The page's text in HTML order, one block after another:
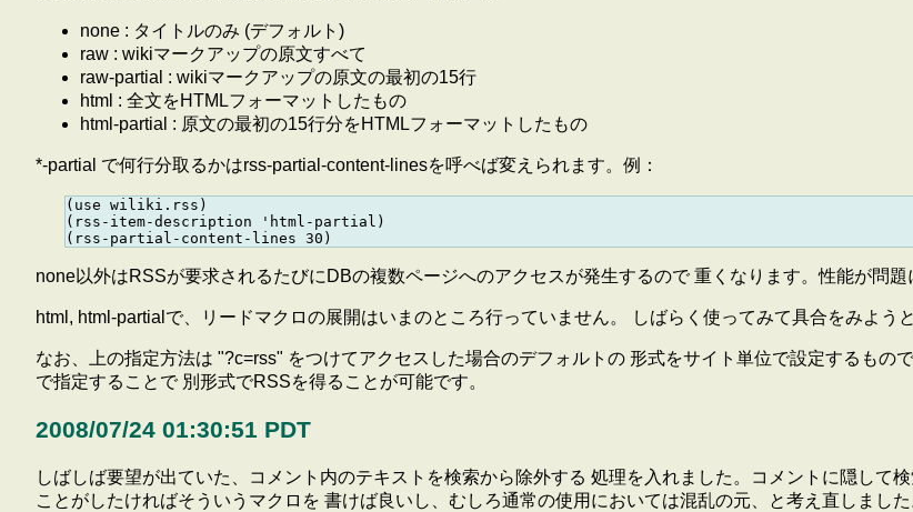
none : タイトルのみ (デフォルト)
raw : wikiマークアップの原文すべて
raw-partial : wikiマークアップの原文の最初の15行
html : 全文をHTMLフォーマットしたもの
html-partial : 原文の最初の15行分をHTMLフォーマットしたもの
*-partial で何行分取るかはrss-partial-content-linesを呼べば変えられます。例：
(use wiliki.rss)
(rss-item-description 'html-partial)
none以外はRSSが要求されるたびにDBの複数ページへのアクセスが発生するので 重くなります。性能が問
html, html-partialで、リードマクロの展開はいまのところ行っていません。 しばらく使ってみて具合をみようと
なお、上の指定方法は "?c=rss" をつけてアクセスした場合のデフォルトの 形式をサイト単位で設定するも
で指定することで 別形式でRSSを得ることが可能です。
2008/07/24 01:30:51 PDT
しばしば要望が出ていた、コメント内のテキストを検索から除外する 処理を入れました。コメントに隠して
ことがしたければそういうマクロを 書けば良いし、むしろ通常の使用においては混乱の元、と考え直しました